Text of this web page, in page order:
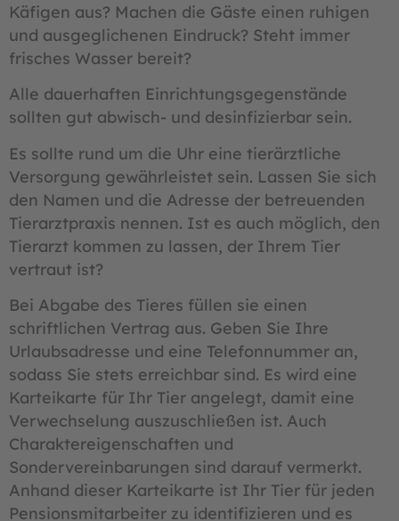
Käfigen aus? Machen die Gäste einen ruhigen
und ausgeglichenen Eindruck? Steht immer
frisches Wasser bereit?
Alle dauerhaften Einrichtungsgegenstände
sollten gut abwisch- und desinfizierbar sein.
Es sollte rund um die Uhr eine tierärztliche
Versorgung gewährleistet sein. Lassen Sie sich
den Namen und die Adresse der betreuenden
Tierarztpraxis nennen. Ist es auch möglich, den
Tierarzt kommen zu lassen, der Ihrem Tier
vertraut ist?
Bei Abgabe des Tieres füllen sie einen
schriftlichen Vertrag aus. Geben Sie Ihre
Urlaubsadresse und eine Telefonnummer an,
sodass Sie stets erreichbar sind. Es wird eine
Karteikarte für Ihr Tier angelegt, damit eine
Verwechselung auszuschließen ist. Auch
Charaktereigenschaften und
Sondervereinbarungen sind darauf vermerkt.
Anhand dieser Karteikarte ist Ihr Tier für jeden
Pensionsmitarbeiter zu identifizieren und es